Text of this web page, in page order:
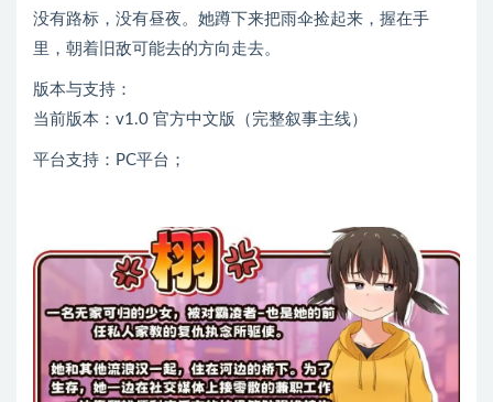
没有路标，没有昼夜。她蹲下来把雨伞捡起来，握在手
里，朝着旧敌可能去的方向走去。
版本与支持：
当前版本：v1.0 官方中文版（完整叙事主线）
平台支持：PC平台；